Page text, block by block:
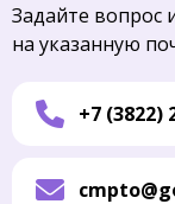
Задайте вопрос
на указанную
+7 (3822)